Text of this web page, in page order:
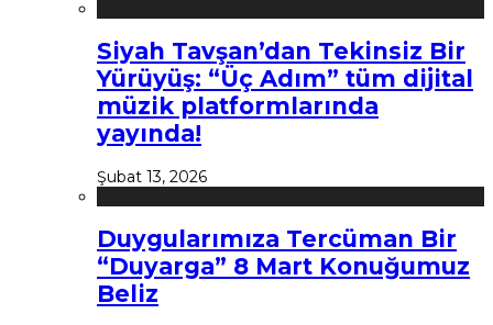
Siyah Tavşan’dan Tekinsiz Bir
Yürüyüş: “Üç Adım” tüm dijital
müzik platformlarında
yayında!
Şubat 13, 2026
Duygularımıza Tercüman Bir
“Duyarga” 8 Mart Konuğumuz
Beliz